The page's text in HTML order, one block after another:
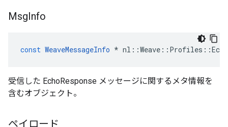
MsgInfo
const WeaveMessageInfo * nl ::Weave :: Profiles ::
受信した EchoResponse メッセージに関するメタ情報を
含むオブジェクト。
ペイロード